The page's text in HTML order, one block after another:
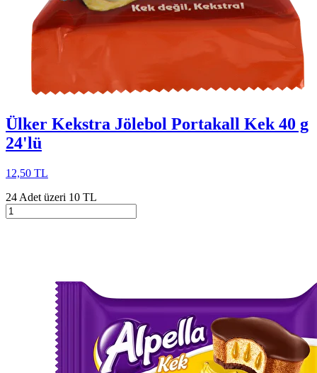
Ülker Kekstra Jölebol Portakall Kek 40 g
24'lü
12,50 TL
24 Adet üzeri 10 TL